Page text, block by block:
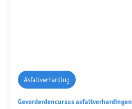
Asfaltverharding
Gevorderdencursus asfaltverhardingen